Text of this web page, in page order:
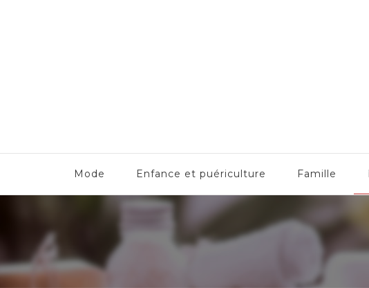
Mode Enfance et puériculture Famille